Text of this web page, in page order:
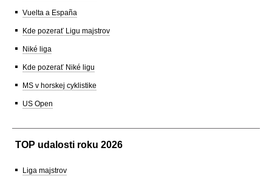
Vuelta a España
Kde pozerať Ligu majstrov
Niké liga
Kde pozerať Niké ligu
MS v horskej cyklistike
US Open
TOP udalosti roku 2026
Liga majstrov